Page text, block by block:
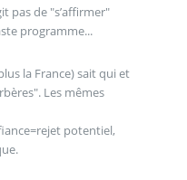
pas de "s’affirmer"
programme...
la France) sait qui et
Les mêmes
potentiel,